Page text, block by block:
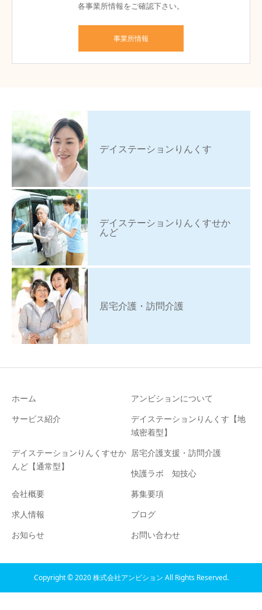
各事業所情報をご確認下さい。
事業所情報
デイステーションりんくす
デイステーションりんくすせか
んど
居宅介護・訪問介護
ホーム
アンビションについて
サービス紹介
デイステーションりんくす【地
域密着型】
デイステーションりんくすせか
んど【通常型】
居宅介護支援・訪問介護
快護ラボ 知技心
会社概要
募集要項
求人情報
ブログ
お知らせ
お問い合わせ
Copyright © 2020 株式会社アンビション All Rights Reserved.